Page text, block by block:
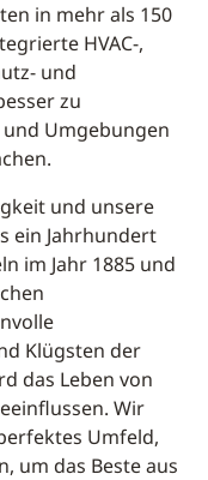
in mehr als 150
HVAC-,
und
zu
Umgebungen
und unsere
ein Jahrhundert
im Jahr 1885 und
Klügsten der
das Leben von
Wir
Umfeld,
um das Beste aus